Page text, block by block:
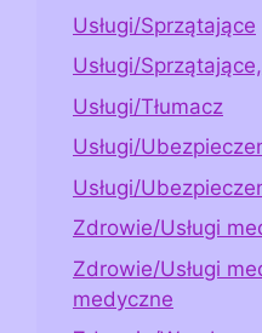
Usługi/Sprzątające
Usługi/
Usługi/Tłumacz
Usługi/
Usługi/
Zdrowie/Usługi
Zdrowie/Usługi
medyczne